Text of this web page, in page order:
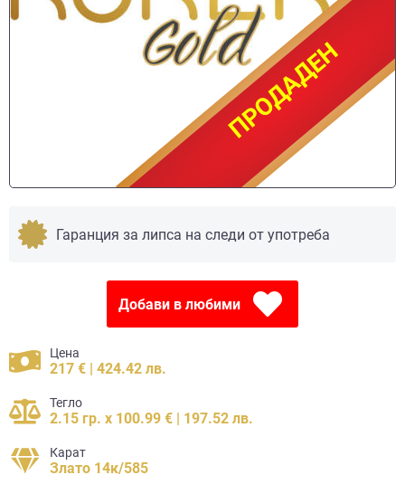
ПРОДАДЕН
ПРОДАДЕН
Гаранция за липса на следи от употреба
Добави в любими
Цена
217 € | 424.42 лв.
Тегло
2.15 гр. x 100.99 € | 197.52 лв.
Карат
Злато 14к/585